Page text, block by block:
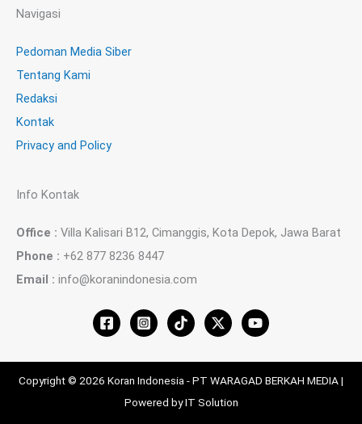
Navigasi
Pedoman Media Siber
Tentang Kami
Redaksi
Kontak
Privacy and Policy
Info Kontak
Office : Villa Kalisari B12, Cimanggis, Kota Depok, Jawa Barat
Phone : +62 877 8236 8447
Email : info@koranindonesia.com
Copyright © 2026 Koran Indonesia - PT WARAGAD BERKAH MEDIA |
Powered by IT Solution